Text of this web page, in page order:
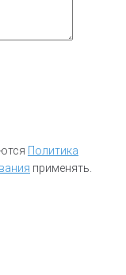
Политика
применять.